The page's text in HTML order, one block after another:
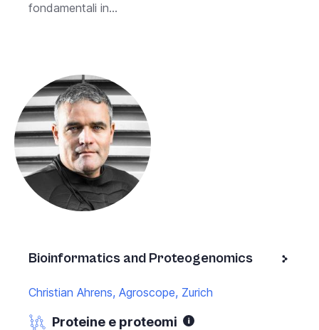
fondamentali in...
Bioinformatics and Proteogenomics
Christian Ahrens, Agroscope, Zurich
Proteine e proteomi